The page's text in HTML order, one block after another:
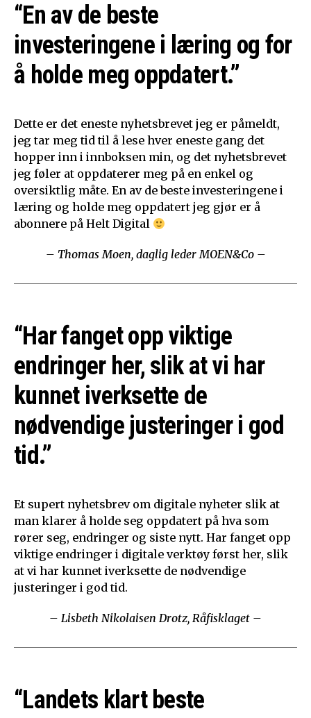
“En av de beste
investeringene i læring og for
å holde meg oppdatert.”
Dette er det eneste nyhetsbrevet jeg er påmeldt,
jeg tar meg tid til å lese hver eneste gang det
hopper inn i innboksen min, og det nyhetsbrevet
jeg føler at oppdaterer meg på en enkel og
oversiktlig måte. En av de beste investeringene i
læring og holde meg oppdatert jeg gjør er å
abonnere på Helt Digital
– Thomas Moen, daglig leder MOEN&Co –
“Har fanget opp viktige
endringer her, slik at vi har
kunnet iverksette de
nødvendige justeringer i god
tid.”
Et supert nyhetsbrev om digitale nyheter slik at
man klarer å holde seg oppdatert på hva som
rører seg, endringer og siste nytt. Har fanget opp
viktige endringer i digitale verktøy først her, slik
at vi har kunnet iverksette de nødvendige
justeringer i god tid.
– Lisbeth Nikolaisen Drotz, Råfisklaget –
“Landets klart beste